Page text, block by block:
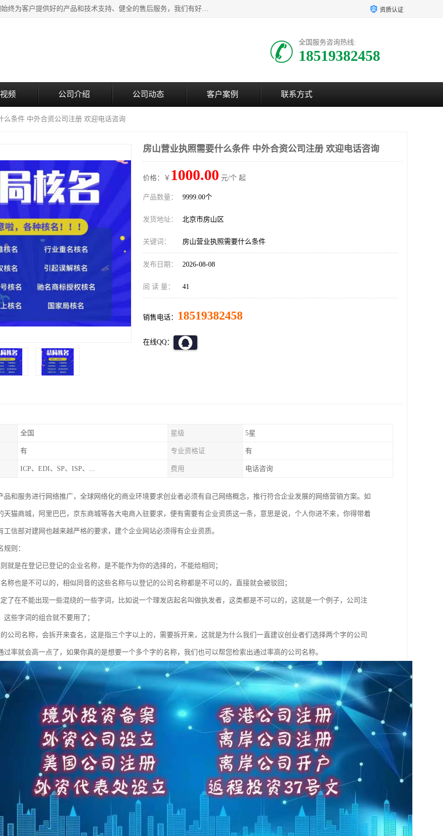
北京企铭星科技有限公司主要经营国家局疑难核名服务。我们始终为客户提供好的产品和技术支持、健全的售后服务，我们有好的产品和专业的销售和技术团队，我公司属于北京企业管理及投资咨询黄页行业，如果您对我公司的产品服务有兴趣，期待您在线留言或者来电咨询。 资质认证
全国服务咨询热线:
18519382458
频 公司介绍 公司动态 客户案例 联系方式
条件 中外合资公司注册 欢迎电话咨询
房山营业执照需要什么条件 中外合资公司注册 欢迎电话咨询
价格：￥ 1000.00 元/个 起
产品数量： 9999.00个
发货地址： 北京市房山区
关键词： 房山营业执照需要什么条件
发布日期： 2026-08-08
阅 读 量： 41
销售电话： 18519382458
在线QQ：
全国 星级 5星
有 专业资格证 有
ICP、EDI、SP、ISP、... 费用 电话咨询
品和服务进行网络推广，全球网络化的商业环境要求创业者必须有自己网络概念，推行符合企业发展的网络营销方案。如
天猫商城，阿里巴巴，京东商城等各大电商入驻要求，便有需要有企业资质这一条，意思是说，个人你进不来，你得带着
工信部对建网也越来越严格的要求，建个企业网站必须得有企业资质。
规则：
就是在登记已登记的企业名称，是不能作为你的选择的，不能给相同；
称也是不可以的，相似同音的这些名称与以登记的公司名称都是不可以的，直接就会被驳回；
了在不能出现一些混绕的一些字词，比如说一个理发店起名叫做执发者，这类都是不可以的，这就是一个例子，公司注
这些字词的组合就不要用了；
公司名称，会拆开来查名，这是指三个字以上的，需要拆开来，这就是为什么我们一直建议创业者们选择两个字的公司
过率就会高一点了，如果你真的是想要一个多个字的名称，我们也可以帮您检索出通过率高的公司名称。